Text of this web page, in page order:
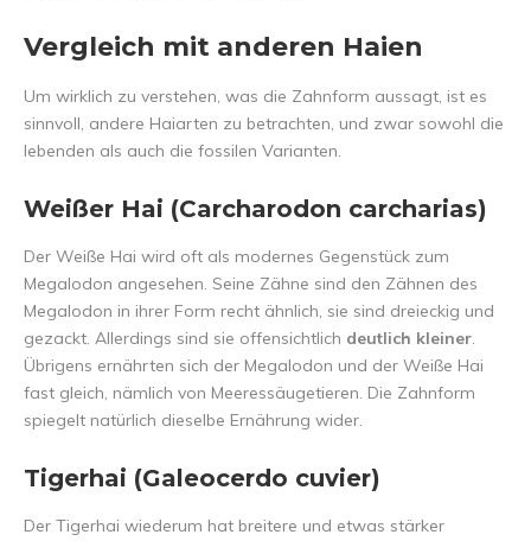
Vergleich mit anderen Haien
Um wirklich zu verstehen, was die Zahnform aussagt, ist es
sinnvoll, andere Haiarten zu betrachten, und zwar sowohl die
lebenden als auch die fossilen Varianten.
Weißer Hai (Carcharodon carcharias)
Der Weiße Hai wird oft als modernes Gegenstück zum
Megalodon angesehen. Seine Zähne sind den Zähnen des
Megalodon in ihrer Form recht ähnlich, sie sind dreieckig und
gezackt. Allerdings sind sie offensichtlich deutlich kleiner.
Übrigens ernährten sich der Megalodon und der Weiße Hai
fast gleich, nämlich von Meeressäugetieren. Die Zahnform
spiegelt natürlich dieselbe Ernährung wider.
Tigerhai (Galeocerdo cuvier)
Der Tigerhai wiederum hat breitere und etwas stärker